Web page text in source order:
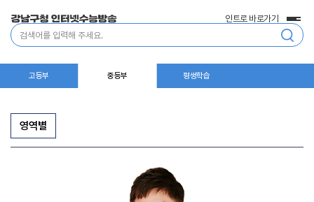
통
합
색
인트로 바로가기
전
체
메
고등부 중등부 평생학습
영역별